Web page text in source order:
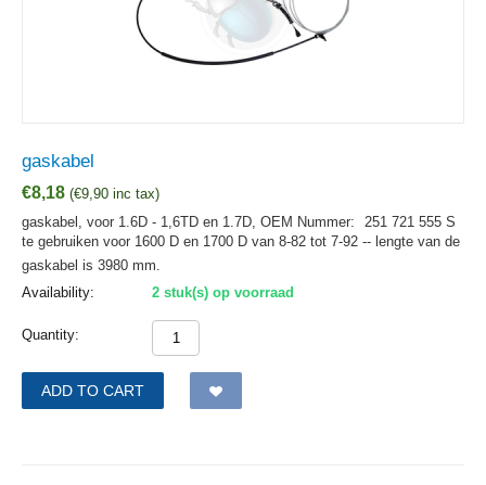
gaskabel
€8,18 (€9,90 inc tax)
gaskabel, voor 1.6D - 1,6TD en 1.7D, OEM Nummer:
251 721 555 S
te gebruiken voor 1600 D en 1700 D van 8-82 tot 7-92 -- lengte van de
gaskabel is 3980 mm.
Availability:
2 stuk(s) op voorraad
Quantity:
ADD TO CART